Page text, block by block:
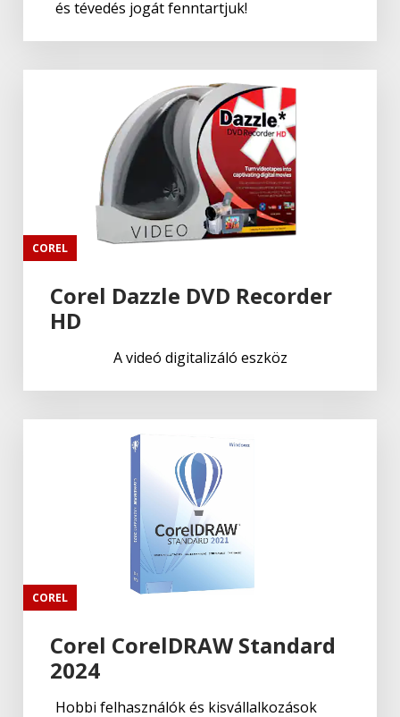
és tévedés jogát fenntartjuk!
COREL
Corel Dazzle DVD Recorder
HD
A videó digitalizáló eszköz
COREL
Corel CorelDRAW Standard
2024
Hobbi felhasználók és kisvállalkozások